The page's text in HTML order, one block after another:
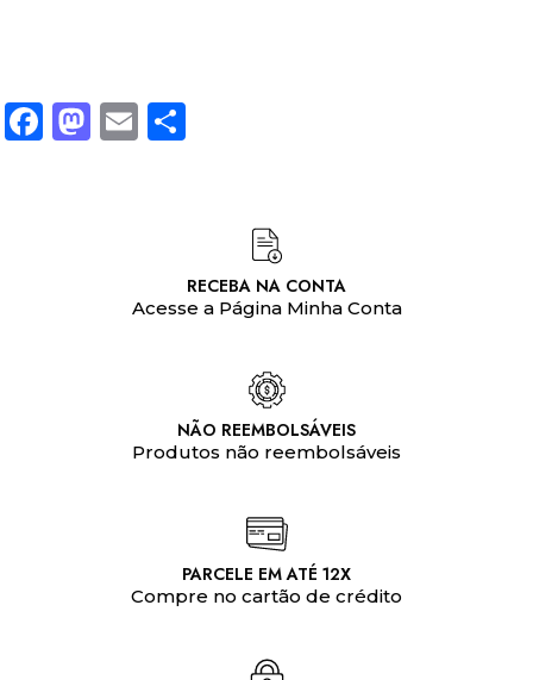
Facebook
Mastodon
Email
RECEBA NA CONTA
Acesse a Página Minha Conta
NÃO REEMBOLSÁVEIS
Produtos não reembolsáveis
PARCELE EM ATÉ 12X
Compre no cartão de crédito